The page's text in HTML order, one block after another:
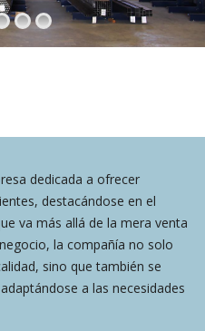
dedicada a ofrecer
destacándose en el
va más allá de la mera venta
la compañía no solo
sino que también se
a las necesidades